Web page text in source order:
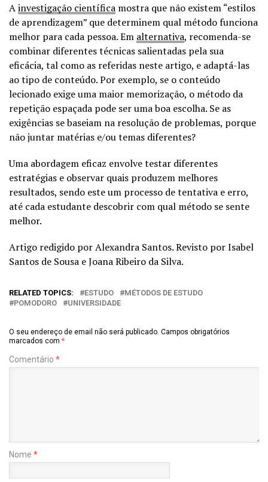
Ainvestigação científica mostra que não existem “estilos
de aprendizagem” que determinem qual método funciona
melhor para cada pessoa. Em alternativa, recomenda-se
combinar diferentes técnicas salientadas pela sua
eficácia, tal como as referidas neste artigo, e adaptá-las
ao tipo de conteúdo. Por exemplo, se o conteúdo
lecionado exige uma maior memorização, o método da
repetição espaçada pode ser uma boa escolha. Se as
exigências se baseiam na resolução de problemas, porque
não juntar matérias e/ou temas diferentes?
Uma abordagem eficaz envolve testar diferentes
estratégias e observar quais produzem melhores
resultados, sendo este um processo de tentativa e erro,
até cada estudante descobrir com qual método se sente
melhor.
Artigo redigido por Alexandra Santos. Revisto por Isabel
Santos de Sousa e Joana Ribeiro da Silva.
RELATED TOPICS: ESTUDO
MÉTODOS DE ESTUDO
POMODORO
UNIVERSIDADE
O seu endereço de email não será publicado. Campos obrigatórios
marcados com *
Comentário *
Nome *